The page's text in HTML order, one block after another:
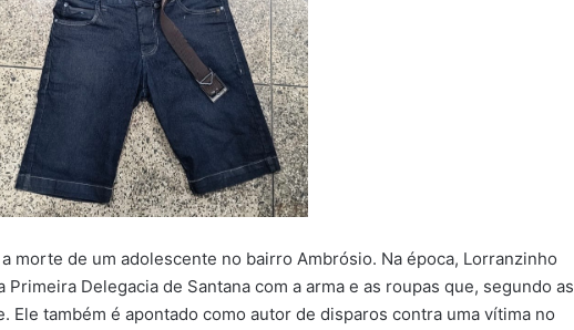
morte de um adolescente no bairro Ambrósio. Na época, Lorranzinho
Delegacia de Santana com a arma e as roupas que, segundo as
Ele também é apontado como autor de disparos contra uma vítima no